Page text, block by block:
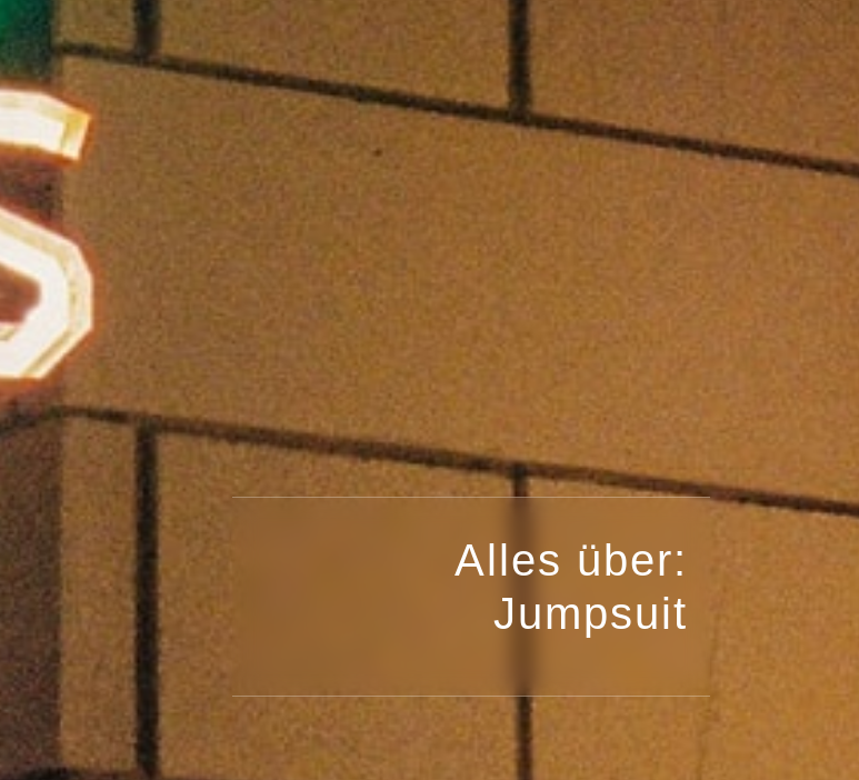
Alles über:
Jumpsuit